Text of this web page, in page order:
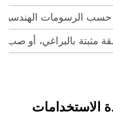
مثبتة بالبراغي، أو
الاستخدامات